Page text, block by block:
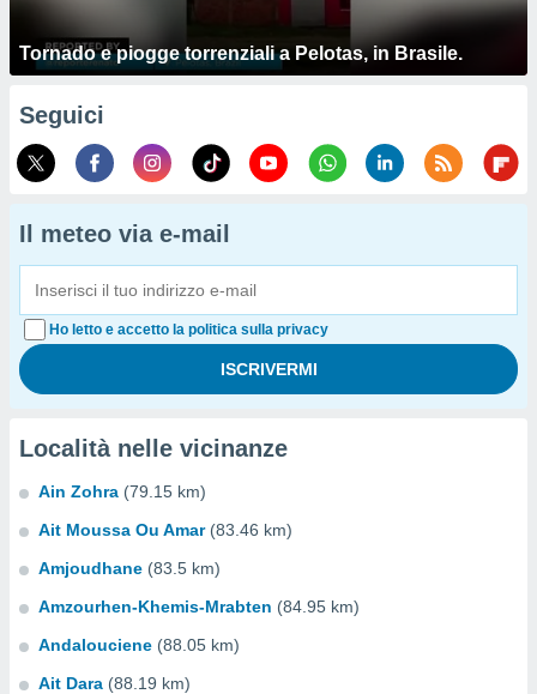
Tornado e piogge torrenziali a Pelotas, in Brasile.
Seguici
Il meteo via e-mail
Ho letto e accetto la politica sulla privacy
Località nelle vicinanze
Ain Zohra (79.15 km)
Ait Moussa Ou Amar (83.46 km)
Amjoudhane (83.5 km)
Amzourhen-Khemis-Mrabten (84.95 km)
Andalouciene (88.05 km)
Ait Dara (88.19 km)